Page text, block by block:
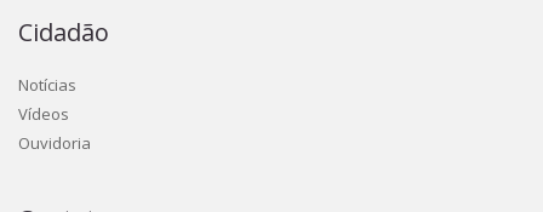
Cidadão
Notícias
Vídeos
Ouvidoria